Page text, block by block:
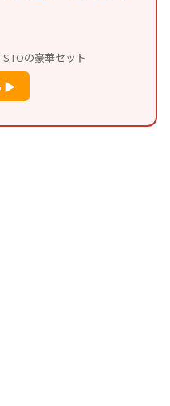
の豪華セット
▶